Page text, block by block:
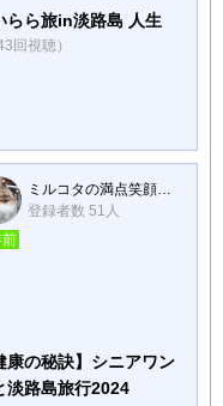
らら旅in淡路島 人生
回視聴）
ミルコタの満点笑顔日記
登録者数 51人
康の秘訣】シニアワン
淡路島旅行2024